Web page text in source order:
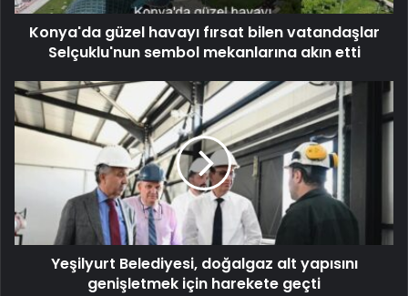
Konya'da güzel havayı fırsat bilen vatandaşlar
Selçuklu'nun sembol mekanlarına akın etti
Yeşilyurt Belediyesi, doğalgaz alt yapısını
genişletmek için harekete geçti